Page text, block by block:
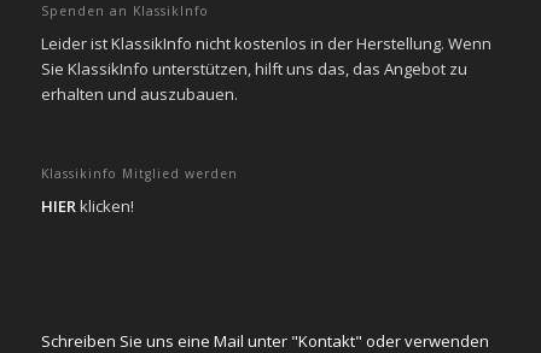
Spenden an KlassikInfo
Leider ist KlassikInfo nicht kostenlos in der Herstellung. Wenn
Sie KlassikInfo unterstützen, hilft uns das, das Angebot zu
erhalten und auszubauen.
Klassikinfo Mitglied werden
HIERklicken!
Schreiben Sie uns eine Mail unter "Kontakt" oder verwenden